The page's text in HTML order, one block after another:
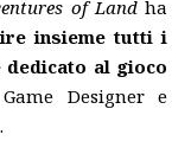
of Landha
insieme tutti i
al gioco
Designer e